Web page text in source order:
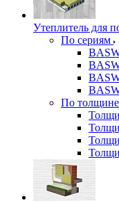
Утеплитель для
По сериям
По толщине